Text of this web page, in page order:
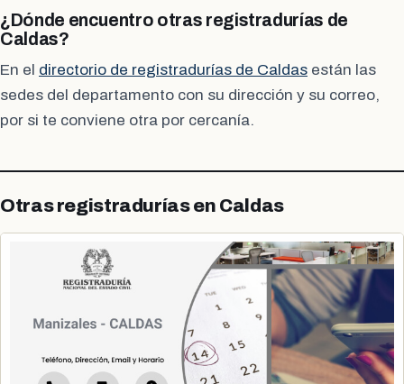
¿Dónde encuentro otras registradurías de
Caldas?
En el directorio de registradurías de Caldas están las
sedes del departamento con su dirección y su correo,
por si te conviene otra por cercanía.
Otras registradurías en Caldas